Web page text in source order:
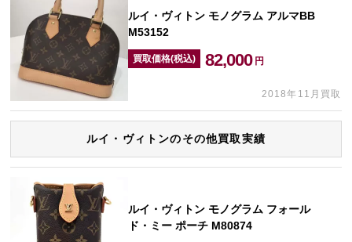
ルイ・ヴィトン モノグラム アルマBB
M53152
買取価格(税込) 82,000 円
2018年11月買取
ルイ・ヴィトンのその他買取実績
ルイ・ヴィトン モノグラム フォール
ド・ミー ポーチ M80874